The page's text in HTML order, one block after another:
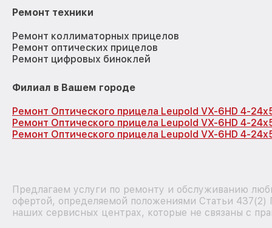
Ремонт техники
Ремонт коллиматорных прицелов
Ремонт оптических прицелов
Ремонт цифровых биноклей
Филиал в Вашем городе
Ремонт Оптического прицела Leupold VX-6HD 4-
Ремонт Оптического прицела Leupold VX-6HD 4-
Ремонт Оптического прицела Leupold VX-6HD 4-
Предлагаем услуги по ремонту и обслуживанию
офертой, определяемой положениями Статьи 437(2)
наших сервисных центрах, которые не связаны с